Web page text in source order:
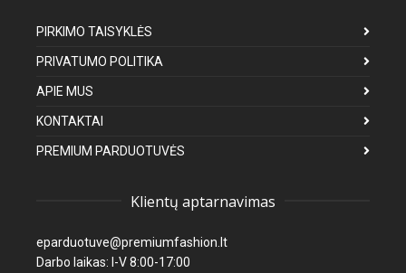
PIRKIMO TAISYKLĖS
PRIVATUMO POLITIKA
APIE MUS
KONTAKTAI
PREMIUM PARDUOTUVĖS
Klientų aptarnavimas
eparduotuve@premiumfashion.lt
Darbo laikas: I-V 8:00-17:00